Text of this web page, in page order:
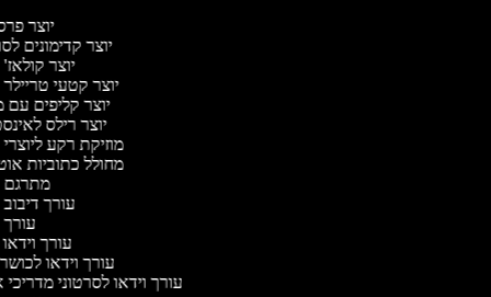
יוצר
יוצר קדימונים
יוצר
יוצר קטעי
יוצר קליפים
יוצר רילס
מוזיקת רקע
מחולל כתוביות
מתרגם
עורך
עורך
עורך וידאו
עורך וידאו לסרטוני